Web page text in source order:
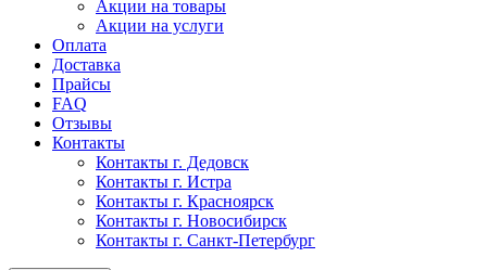
Акции на товары
Акции на услуги
Оплата
Доставка
Прайсы
FAQ
Отзывы
Контакты
Контакты г. Дедовск
Контакты г. Истра
Контакты г. Красноярск
Контакты г. Новосибирск
Контакты г. Санкт-Петербург